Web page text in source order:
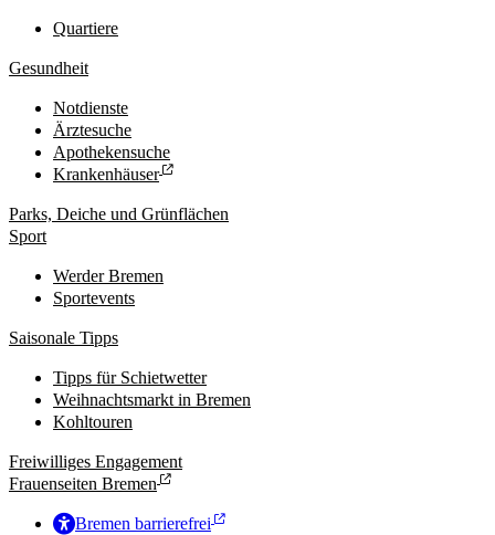
Quartiere
Gesundheit
Notdienste
Ärztesuche
Apothekensuche
Krankenhäuser
Parks, Deiche und Grünflächen
Sport
Werder Bremen
Sportevents
Saisonale Tipps
Tipps für Schietwetter
Weihnachtsmarkt in Bremen
Kohltouren
Freiwilliges Engagement
Frauenseiten Bremen
Bremen barrierefrei